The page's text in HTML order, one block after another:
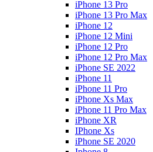
iPhone 13 Pro
iPhone 13 Pro Max
iPhone 12
iPhone 12 Mini
iPhone 12 Pro
iPhone 12 Pro Max
iPhone SE 2022
iPhone 11
iPhone 11 Pro
iPhone Xs Max
iPhone 11 Pro Max
iPhone XR
IPhone Xs
iPhone SE 2020